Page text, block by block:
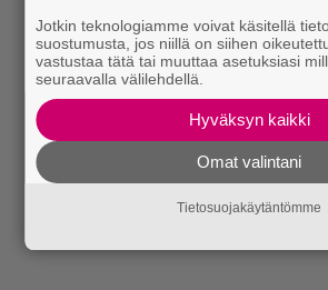
Jotkin teknologiamme voivat käsitellä
suostumusta, jos niillä on siihen
vastustaa tätä tai muuttaa asetuksiasi
seuraavalla välilehdellä.
Hyväksyn kaikki
Omat valintani
Tietosuojakäytäntömme